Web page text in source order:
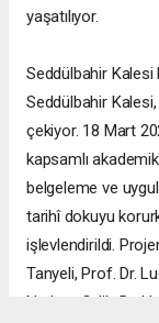
yaşatılıyor.
Seddülbahir
Seddülbahir
çekiyor. 18 Mart
kapsamlı
belgeleme ve
tarihî dokuyu
işlevlendirildi.
Tanyeli, Prof. Dr.
Nurhan Çelik, Dr.